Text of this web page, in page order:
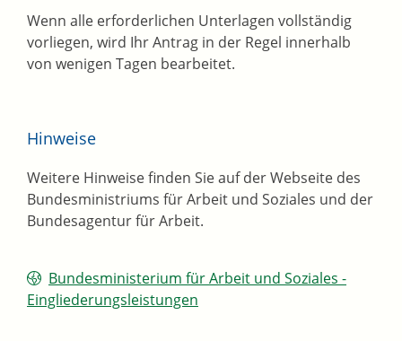
Wenn alle erforderlichen Unterlagen vollständig
vorliegen, wird Ihr Antrag in der Regel innerhalb
von wenigen Tagen bearbeitet.
Hinweise
Weitere Hinweise finden Sie auf der Webseite des
Bundesministriums für Arbeit und Soziales und der
Bundesagentur für Arbeit.
Bundesministerium für Arbeit und Soziales -
Eingliederungsleistungen